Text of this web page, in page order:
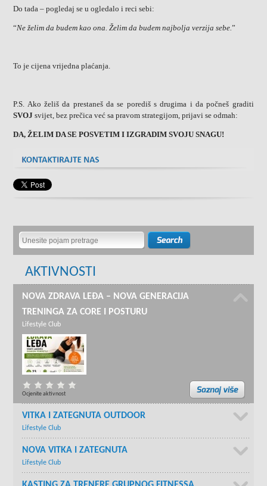
Do tada – pogledaj se u ogledalo i reci sebi:
“Ne želim da budem kao ona. Želim da budem najbolja verzija sebe.”
To je cijena vrijedna plaćanja.
P.S. Ako želiš da prestaneš da se porediš s drugima i da počneš graditi
SVOJ svijet, bez prečica već sa pravom strategijom, prijavi se odmah:
DA, ŽELIM DA SE POSVETIM I IZGRADIM SVOJU SNAGU!
AKTIVNOSTI
NOVA ZDRAVA LEĐA – NOVA GENERACIJA
TRENINGA ZA CORE I POSTURU
Lifestyle Club
Ocjenite aktivnost
VITKA I ZATEGNUTA OUTDOOR
Lifestyle Club
NOVA VITKA I ZATEGNUTA
Lifestyle Club